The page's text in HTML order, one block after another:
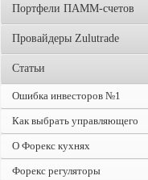
Портфели ПАММ-счетов
Провайдеры Zulutrade
Статьи
Ошибка инвесторов №1
Как выбрать управляющего
О Форекс кухнях
Форекс регуляторы